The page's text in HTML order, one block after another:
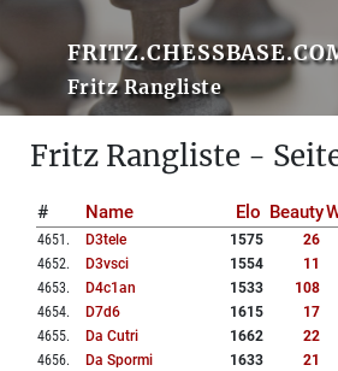
Fritz Rangliste
Fritz Rangliste -
# Name Elo Beauty
4651 . D3tele 1575 26
4652. D3vsci 1554 11
4653. D4c1an 1533 108
4654. D7d6 1615 17
4655. Da Cutri 1662 22
4656. Da Spormi 1633 21